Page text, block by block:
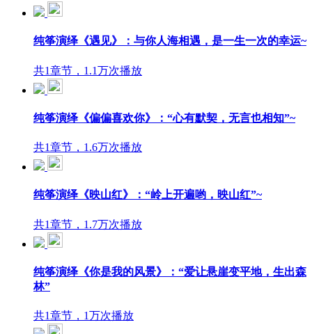
纯筝演绎《遇见》：与你人海相遇，是一生一次的幸运~
共1章节，1.1万次播放
纯筝演绎《偏偏喜欢你》：“心有默契，无言也相知”~
共1章节，1.6万次播放
纯筝演绎《映山红》：“岭上开遍哟，映山红”~
共1章节，1.7万次播放
纯筝演绎《你是我的风景》：“爱让悬崖变平地，生出森
林”
共1章节，1万次播放